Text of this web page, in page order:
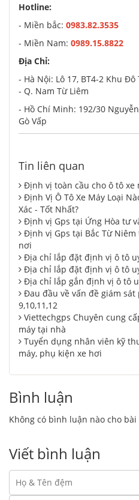
Hotline:
- Miền bắc: 0983.82.3535
- Miền Nam: 0989.15.8822
Địa Chỉ:
- Hà Nội: Lô 17, BT4-2 Khu
- Q. Nam Từ Liêm
- Hồ Chí Minh: 192/30
Gò Vấp
Tin liên quan
Định vị toàn cầu cho ô tô xe
Định Vị Ô Tô Xe Máy Loại
Xác - Tốt Nhất?
Định vị Gps tại Ứng Hòa tư
Định vị Gps tại Bắc Từ
nơi
Địa chỉ lắp đặt định vị ô tô
Địa chỉ lắp đặt định vị ô tô
Địa chỉ lắp gắn định vị ô tô
Đau đầu về vấn đề giám
9,10,11,12
Viettechgps Chuyên cung
máy tại nhà
Tuyển dụng nhân viên kỹ
máy, phụ kiện xe hơi
Bình luận
Không có bình luận nào cho bài
Viết bình luận